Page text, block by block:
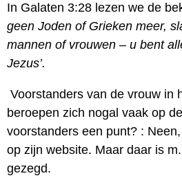
In Galaten 3:28 lezen we de
geen Joden of Grieken meer,
mannen of vrouwen – u bent
Jezus’.
Voorstanders van de vrouw in
beroepen zich nogal vaak op
voorstanders een punt? :
op zijn website. Maar daar is
gezegd.